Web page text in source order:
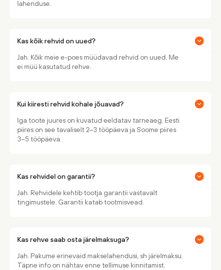
lahenduse.
Kas kõik rehvid on uued?
Jah. Kõik meie e-poes müüdavad rehvid on uued. Me
ei müü kasutatud rehve.
Kui kiiresti rehvid kohale jõuavad?
Iga toote juures on kuvatud eeldatav tarneaeg. Eesti
piires on see tavaliselt 2–3 tööpäeva ja Soome piires
3–5 tööpäeva.
Kas rehvidel on garantii?
Jah. Rehvidele kehtib tootja garantii vastavalt
tingimustele. Garantii katab tootmisvead.
Kas rehve saab osta järelmaksuga?
Jah. Pakume erinevaid makselahendusi, sh järelmaksu.
Täpne info on nähtav enne tellimuse kinnitamist.